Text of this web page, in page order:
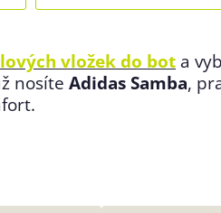
vložek do bot a
nosíte Adidas Samba,